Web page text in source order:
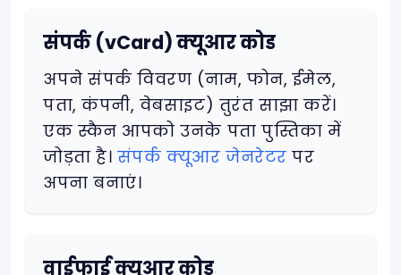
संपर्क (vCard) क्यूआर कोड
अपने संपर्क विवरण (नाम, फोन, ईमेल,
पता, कंपनी, वेबसाइट) तुरंत साझा करें।
एक स्कैन आपको उनके पता पुस्तिका में
जोड़ता है। संपर्क क्यूआर जेनरेटर पर
अपना बनाएं।
वाईफाई क्यूआर कोड